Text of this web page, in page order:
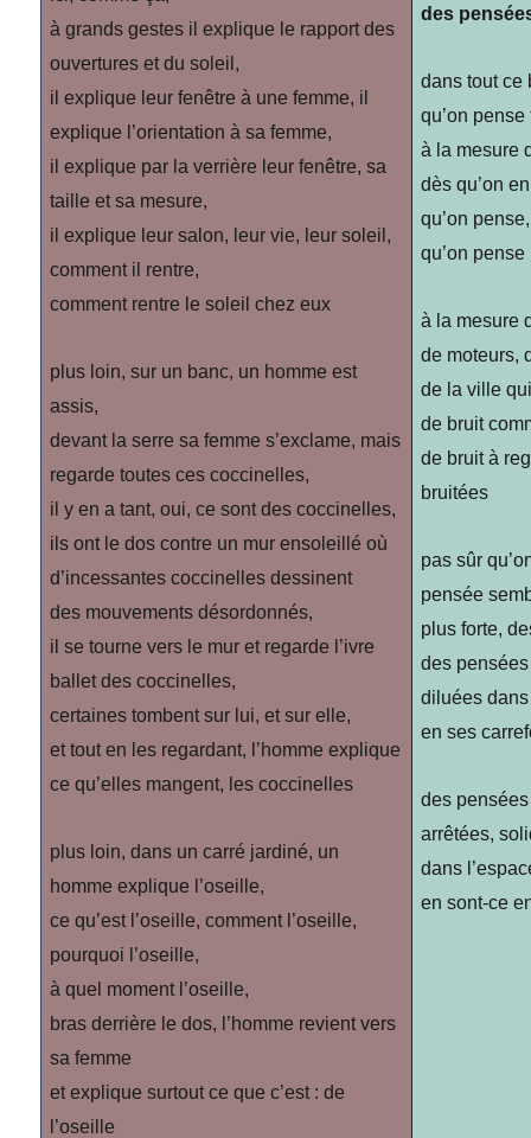
à grands gestes il explique le rapport des
ouvertures et du soleil,
il explique leur fenêtre à une femme, il
explique l’orientation à sa femme,
il explique par la verrière leur fenêtre, sa
taille et sa mesure,
il explique leur salon, leur vie, leur soleil,
comment il rentre,
comment rentre le soleil chez eux
plus loin, sur un banc, un homme est
assis,
devant la serre sa femme s’exclame, mais
regarde toutes ces coccinelles,
il y en a tant, oui, ce sont des coccinelles,
ils ont le dos contre un mur ensoleillé où
d’incessantes coccinelles dessinent
des mouvements désordonnés,
il se tourne vers le mur et regarde l’ivre
ballet des coccinelles,
certaines tombent sur lui, et sur elle,
et tout en les regardant, l’homme explique
ce qu’elles mangent, les coccinelles
plus loin, dans un carré jardiné, un
homme explique l’oseille,
ce qu’est l’oseille, comment l’oseille,
pourquoi l’oseille,
à quel moment l’oseille,
bras derrière le dos, l’homme revient vers
sa femme
et explique surtout ce que c’est : de
l’oseille
des
dans tout ce
qu’on pense
à la mesure
dès qu’on
qu’on
qu’on
à la mesure
de moteurs,
de la ville
de bruit
de bruit à
bruitées
pas sûr
pensée
plus forte,
des pensées
diluées
en ses
des
arrêtées,
dans
en sont-ce